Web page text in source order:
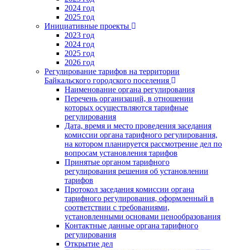
2024 год
2025 год
Инициативные проекты
2023 год
2024 год
2025 год
2026 год
Регулирование тарифов на территории
Байкальского городского поселения
Наименование органа регулирования
Перечень организаций, в отношении
которых осуществляются тарифные
регулирования
Дата, время и место проведения заседания
комиссии органа тарифного регулирования,
на котором планируется рассмотрение дел по
вопросам установления тарифов
Принятые органом тарифного
регулирования решения об установлении
тарифов
Протокол заседания комиссии органа
тарифного регулирования, оформленный в
соответствии с требованиями,
установленными основами ценообразования
Контактные данные органа тарифного
регулирования
Открытие дел